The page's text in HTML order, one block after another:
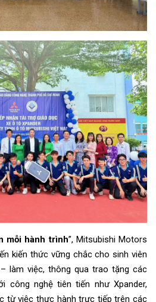
mỗi hành trình”, Mitsubishi Motors
kiến thức vững chắc cho sinh viên
làm việc, thông qua trao tặng các
công nghệ tiên tiến như Xpander,
từ việc thực hành trực tiếp trên các